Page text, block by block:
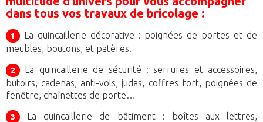
dans tous vos travaux de bricolage :
1
La quincaillerie décorative : poignées de portes et de
meubles, boutons, et patères.
2
La quincaillerie de sécurité : serrures et accessoires,
butoirs, cadenas, anti-vols, judas, coffres fort, poignées de
fenêtre, chaînettes de porte…
3
La quincaillerie de bâtiment : boîtes aux lettres,